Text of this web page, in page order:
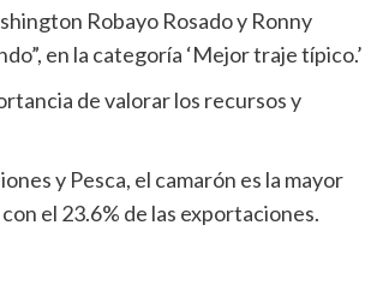
Robayo Rosado y Ronny
en la categoría ‘Mejor traje típico.’
de valorar los recursos y
y Pesca, el camarón es la mayor
el 23.6% de las exportaciones.